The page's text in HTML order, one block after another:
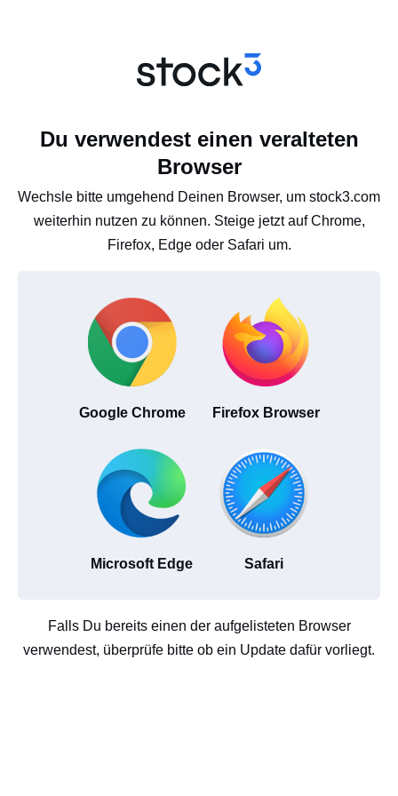
Du verwendest einen veralteten
Browser
Wechsle bitte umgehend Deinen Browser, um stock3.com
weiterhin nutzen zu können. Steige jetzt auf Chrome,
Firefox, Edge oder Safari um.
Google Chrome Firefox Browser
Microsoft Edge Safari
Falls Du bereits einen der aufgelisteten Browser
verwendest, überprüfe bitte ob ein Update dafür vorliegt.